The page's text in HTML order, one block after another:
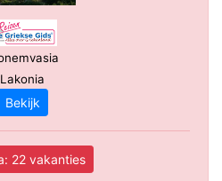
Lakonia
Bekijk
22 vakanties